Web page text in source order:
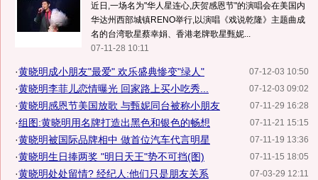
近日,一场名为"华人星连心,庆贺感恩节"的演唱会在美国内
华达州西部城镇RENO举行,以演唱《戏说乾隆》主题曲成
名的台湾歌星蔡幸娟、香港老牌歌星甄妮...
07-11-28 10:11
07-12-03 10:50
·黄晓明成小朋友"最爱" 欢乐盛典惨变"绿人"
07-12-03 09:02
·黄晓明李菲儿恋情曝光 回家路上买小吃秀...
07-11-29 16:28
·黄晓明感恩节美国放歌 与甄妮同台被称小朋友
07-11-21 15:15
·组图:黄晓明用名牌打造出黑色和银色的畅想
07-11-19 13:36
·黄晓明被国际品牌相中 做首位汽车代言明星
07-11-15 18:05
·黄晓明生日捧两奖 "明日天王"势不可挡(图)
07-03-29 12:11
·黄晓明处处留情? 经纪人:他们只是朋友关系